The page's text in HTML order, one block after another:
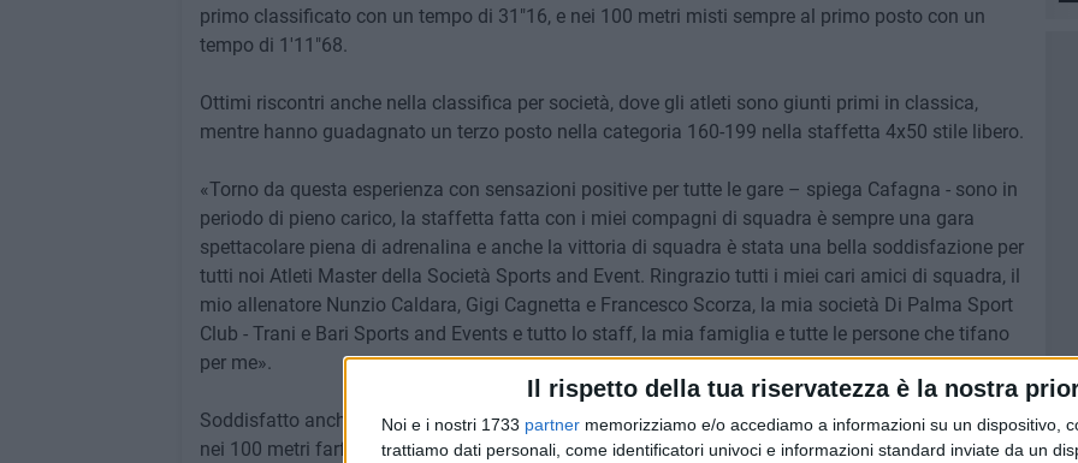
Il rispetto della tua riservatezza è la nostra
Noi e i nostri 1733 partner memorizziamo e/o accediamo a informazioni su un dispositivo,
trattiamo dati personali, come identificatori univoci e informazioni standard inviate da un
primo classificato con un tempo di 31"16, e nei 100 metri misti sempre al primo posto con un
tempo di 1'11"68.
Ottimi riscontri anche nella classifica per società, dove gli atleti sono giunti primi in classica,
mentre hanno guadagnato un terzo posto nella categoria 160-199 nella staffetta 4x50 stile libero.
«Torno da questa esperienza con sensazioni positive per tutte le gare – spiega Cafagna - sono in
periodo di pieno carico, la staffetta fatta con i miei compagni di squadra è sempre una gara
spettacolare piena di adrenalina e anche la vittoria di squadra è stata una bella soddisfazione per
tutti noi Atleti Master della Società Sports and Event. Ringrazio tutti i miei cari amici di squadra, il
mio allenatore Nunzio Caldara, Gigi Cagnetta e Francesco Scorza, la mia società Di Palma Sport
Club - Trani e Bari Sports and Events e tutto lo staff, la mia famiglia e tutte le persone che tifano
per me».
Soddisfatto anche Angelo Galantino (società Aquarius Canosa) che torna a casa con un argento
nei 100 metri farfalla e un soddisfacente oro nei 100 rana. La società si è qualificata al settimo